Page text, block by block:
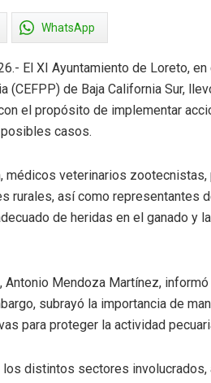
WhatsApp
El XI Ayuntamiento de Loreto,
(CEFPP) de Baja California Sur,
con el propósito de implementar
casos.
médicos veterinarios
rurales, así como representantes
de heridas en el ganado y
Antonio Mendoza Martínez,
subrayó la importancia de
para proteger la actividad
distintos sectores